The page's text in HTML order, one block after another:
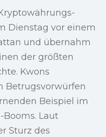
Dienstag vor einem
und übernahm
der größten
Kwons
Betrugsvorwürfen
Beispiel im
Laut
Sturz des